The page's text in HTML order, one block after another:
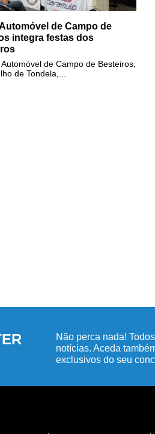
de Campo de
integra festas dos
de Campo de Besteiros,
de Tondela,...
Não perca nada!
notícias. Aceda
exclusivos do seu